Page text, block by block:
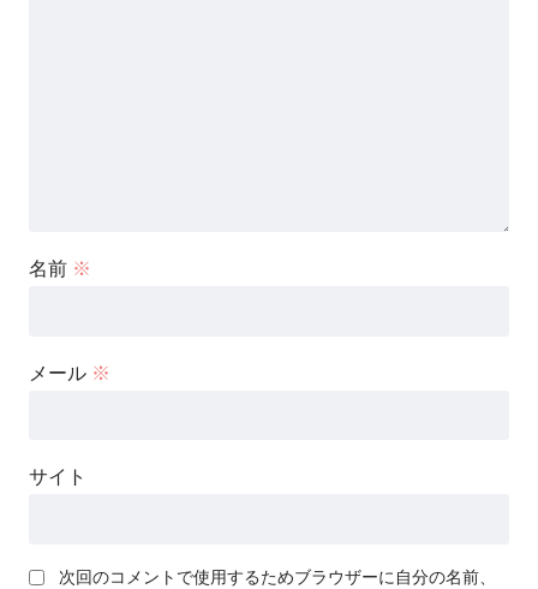
名前 ※
メール ※
サイト
次回のコメントで使用するためブラウザーに自分の名前、